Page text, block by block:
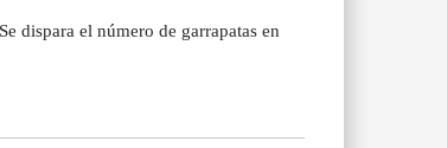
dispara el número de garrapatas en